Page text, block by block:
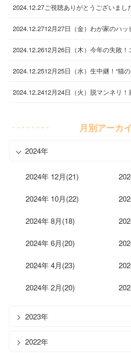
2024.12.27ご視聴ありがとうございまし
2024.12.2712月27日（金）わが家のハッ
2024.12.2612月26日（木）今年の失敗
2024.12.2512月25日（水）生中継！“猫
2024.12.2412月24日（火）脱マンネリ
月別アーカ
2024年
2024年 12月(21)
2024年 10月(22)
2024年 8月(18)
2024年 6月(20)
2024年 4月(23)
2024年 2月(20)
2023年
2022年